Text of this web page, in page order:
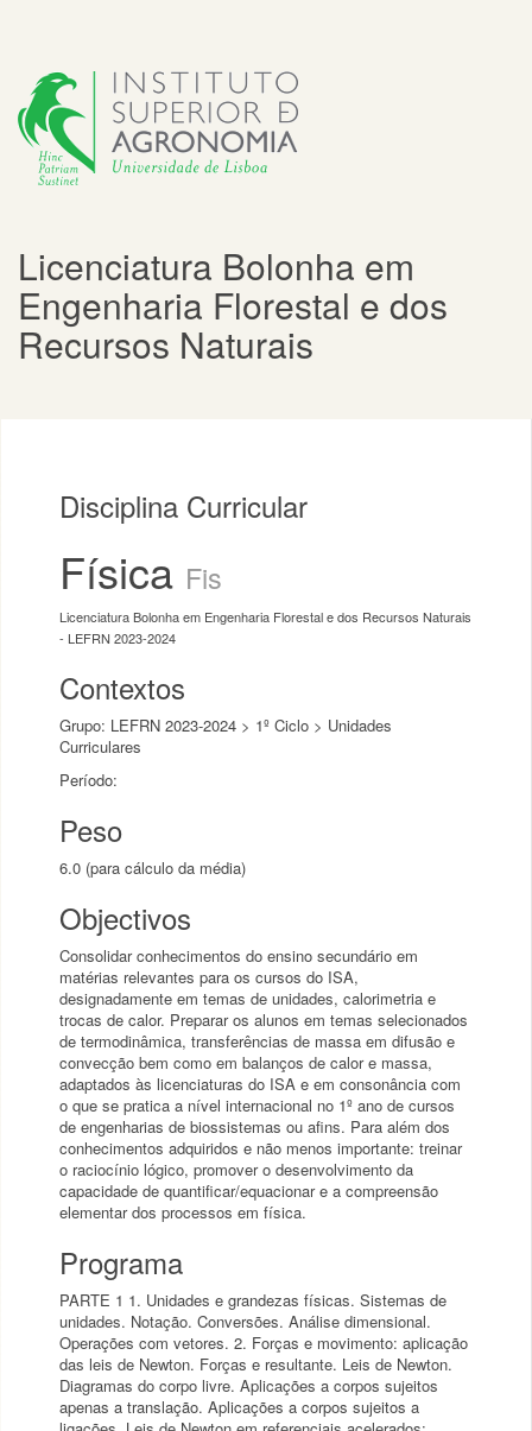
Licenciatura Bolonha em
Engenharia Florestal e dos
Recursos Naturais
Disciplina Curricular
Física Fis
Licenciatura Bolonha em Engenharia Florestal e dos Recursos Naturais
- LEFRN 2023-2024
Contextos
Grupo: LEFRN 2023-2024 > 1º Ciclo > Unidades
Curriculares
Período:
Peso
6.0 (para cálculo da média)
Objectivos
Consolidar conhecimentos do ensino secundário em
matérias relevantes para os cursos do ISA,
designadamente em temas de unidades, calorimetria e
trocas de calor. Preparar os alunos em temas selecionados
de termodinâmica, transferências de massa em difusão e
convecção bem como em balanços de calor e massa,
adaptados às licenciaturas do ISA e em consonância com
o que se pratica a nível internacional no 1º ano de cursos
de engenharias de biossistemas ou afins. Para além dos
conhecimentos adquiridos e não menos importante: treinar
o raciocínio lógico, promover o desenvolvimento da
capacidade de quantificar/equacionar e a compreensão
elementar dos processos em física.
Programa
PARTE 1 1. Unidades e grandezas físicas. Sistemas de
unidades. Notação. Conversões. Análise dimensional.
Operações com vetores. 2. Forças e movimento: aplicação
das leis de Newton. Forças e resultante. Leis de Newton.
Diagramas do corpo livre. Aplicações a corpos sujeitos
apenas a translação. Aplicações a corpos sujeitos a